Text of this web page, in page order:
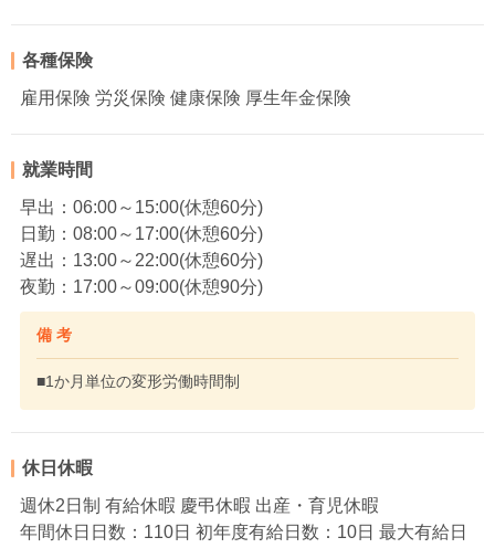
各種保険
雇用保険 労災保険 健康保険 厚生年金保険
就業時間
早出：06:00～15:00(休憩60分)
日勤：08:00～17:00(休憩60分)
遅出：13:00～22:00(休憩60分)
夜勤：17:00～09:00(休憩90分)
備 考
■1か月単位の変形労働時間制
休日休暇
週休2日制 有給休暇 慶弔休暇 出産・育児休暇
年間休日日数：110日 初年度有給日数：10日 最大有給日